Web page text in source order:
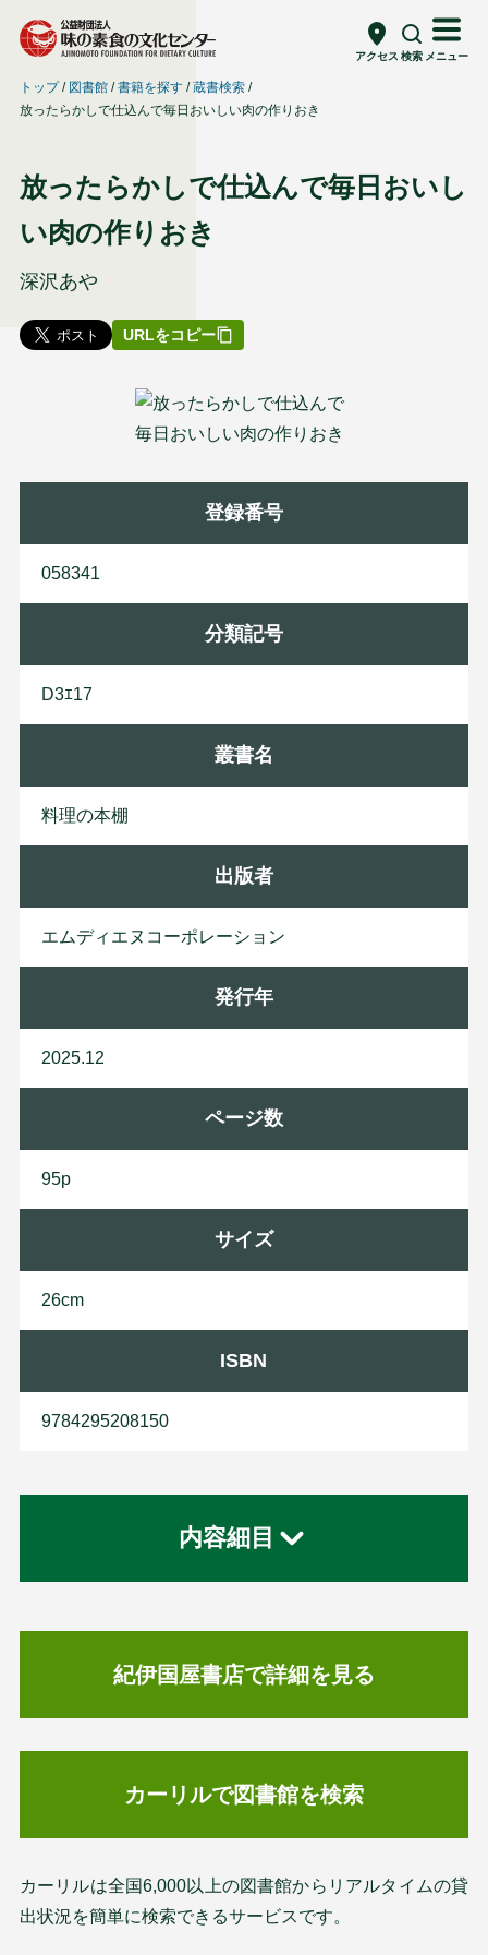
アクセス 検索 メニュー
トップ 図書館 書籍を探す
蔵書検索
放ったらかしで仕込んで毎日おいしい肉の作りおき
放ったらかしで仕込んで毎日おいし
い肉の作りおき
深沢あや
URLをコピー
登録番号
058341
分類記号
D3ｴ17
叢書名
料理の本棚
出版者
エ ムディ エ ヌ コ ーポレーシ ョ ン
発行年
2025.12
ページ数
95p
サイズ
26cm
ISBN
9784295208150
内容細目
紀伊国屋書店で詳細を見る
カーリルで図書館を検索
カーリルは全国6,000以上の図書館からリアルタイムの貸
出状況を簡単に検索できるサービスです。